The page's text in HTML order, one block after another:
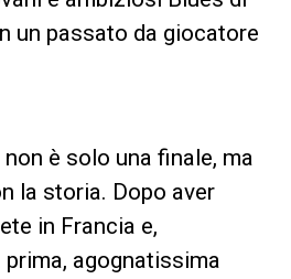
un passato da giocatore
è solo una finale, ma
la storia. Dopo aver
in Francia e,
agognatissima